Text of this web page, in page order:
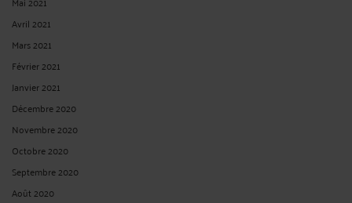
Avril 2021
Mars 2021
Février 2021
Janvier 2021
Décembre 2020
Novembre 2020
Octobre 2020
Septembre 2020
Août 2020